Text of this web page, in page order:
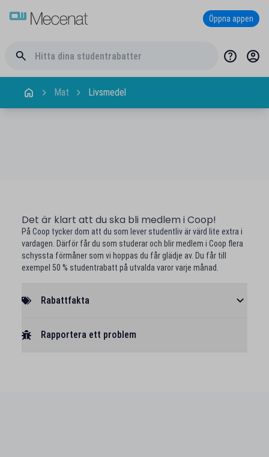
Öppna appen
Mat Livsmedel
Det är klart att du ska bli medlem i Coop!
På Coop tycker dom att du som lever studentliv är värd lite extra i
vardagen. Därför får du som studerar och blir medlem i Coop flera
schyssta förmåner som vi hoppas du får glädje av. Du får till
exempel 50 % studentrabatt på utvalda varor varje månad.
Rabattfakta
Rapportera ett problem